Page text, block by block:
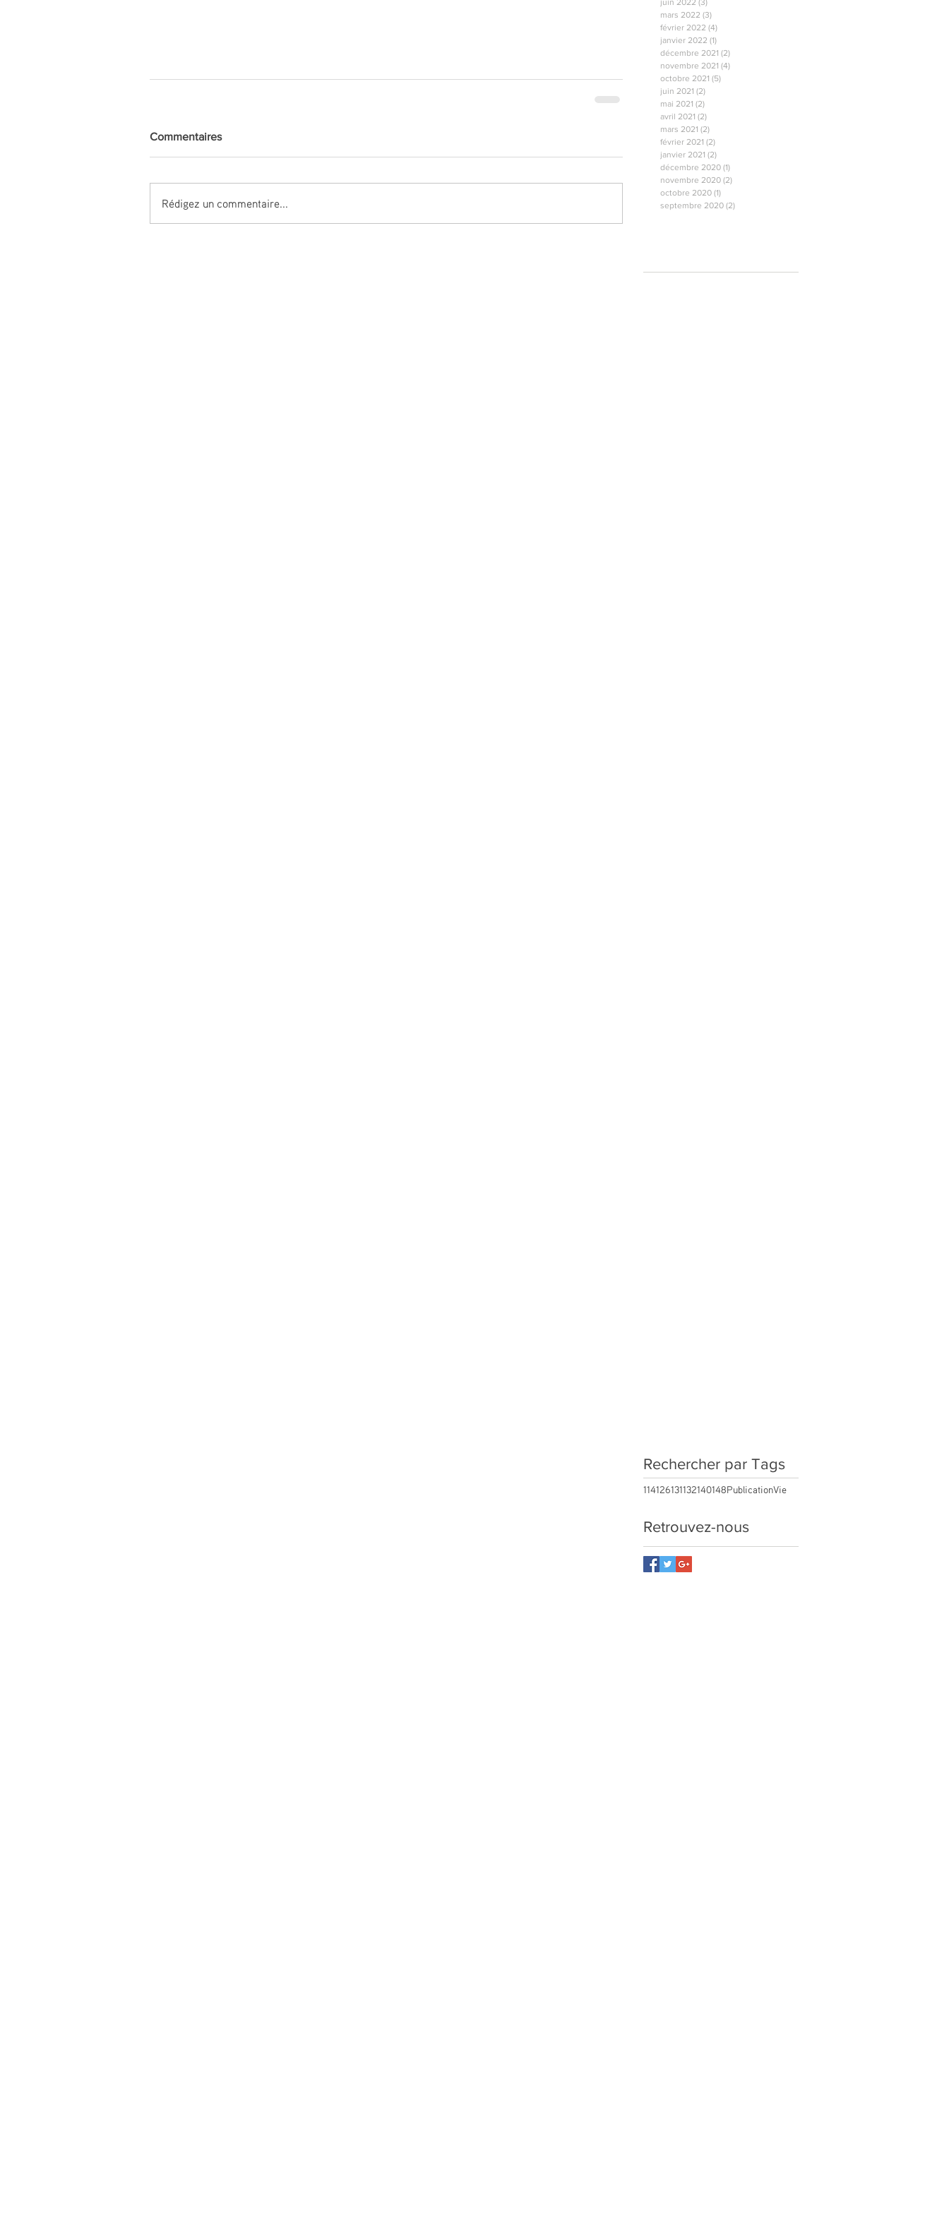
Commentaires
Rédigez un commentaire...
juin 2022 (3)
mars 2022 (3)
février 2022 (4)
janvier 2022 (1)
décembre 2021 (2)
novembre 2021 (4)
octobre 2021 (5)
juin 2021 (2)
mai 2021 (2)
avril 2021 (2)
mars 2021 (2)
février 2021 (2)
janvier 2021 (2)
décembre 2020 (1)
novembre 2020 (2)
octobre 2020 (1)
septembre 2020 (2)
Rechercher par Tags
114126131132140148PublicationVie
Retrouvez-nous